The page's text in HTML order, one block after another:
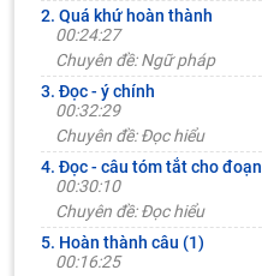
2. Quá khứ hoàn thành
00:24:27
Chuyên đề: Ngữ pháp
3. Đọc - ý chính
00:32:29
Chuyên đề: Đọc hiểu
4. Đọc - câu tóm tắt cho đoạn
00:30:10
Chuyên đề: Đọc hiểu
5. Hoàn thành câu (1)
00:16:25